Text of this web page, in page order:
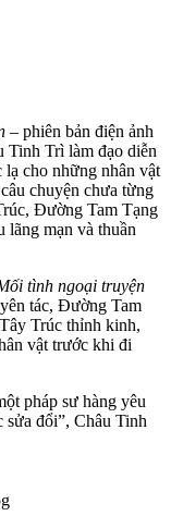
– phiên bản điện ảnh
Tinh Trì làm đạo diễn
lạ cho những nhân vật
chuyện chưa từng
Đường Tam Tạng
lãng mạn và thuần
tình ngoại truyện
tác, Đường Tam
Trúc thỉnh kinh,
vật trước khi đi
pháp sư hàng yêu
sửa đổi”, Châu Tinh